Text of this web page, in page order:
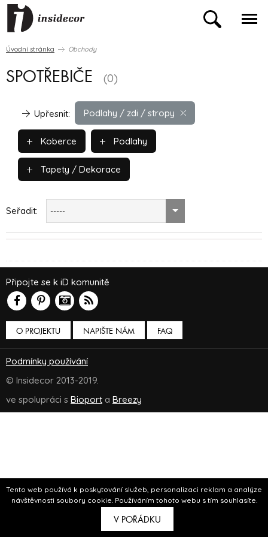
Tento web používá k poskytování služeb, personalizaci reklam a analýze
návštěvnosti soubory cookie. Používáním tohoto webu s tím souhlasíte.
V POŘÁDKU
Úvodní stránka Obchody
SPOTŘEBIČE (0)
Podlahy / zdi / stropy
Upřesnit:
Koberce Podlahy
Tapety / Dekorace
Seřadit: -----
O PROJEKTU NAPIŠTE NÁM
Připojte se k iD komunitě
FAQ
Podmínky používání
© Insidecor 2013-2019.
ve spolupráci s Bioport a Breezy